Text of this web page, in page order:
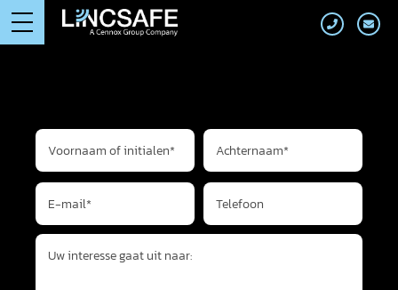
Voornaam of initialen*
E-mail*
Achternaam*
Telefoon
Uw interesse gaat uit naar: